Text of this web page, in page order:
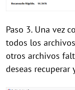
Paso 3. Una vez
todos los
otros archivos
deseas recuperar